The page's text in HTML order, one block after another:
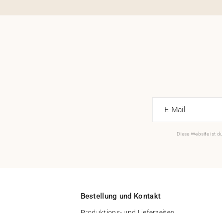
E-Mail
Diese Website ist
Bestellung und Kontakt